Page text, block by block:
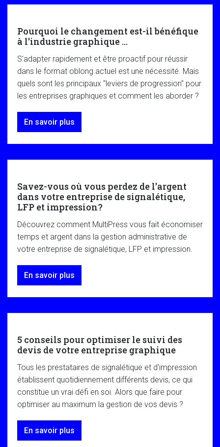
Pourquoi le changement est-il bénéfique
à l'industrie graphique ...
S'adapter rapidement et être proactif pour réussir
dans le format oblong actuel est une nécessité. Mais
quels sont les principaux "leviers de progression" pour
les entreprises graphiques et comment les aborder ?
En savoir plus
Savez-vous où vous perdez de l'argent
dans votre entreprise de signalétique,
LFP et impression?
Découvrez comment MultiPress vous fait économiser
temps et argent dans la gestion administrative de
votre entreprise de signalétique, LFP et impression.
En savoir plus
5 conseils pour optimiser le suivi des
devis de votre entreprise graphique
Tous les prestataires de signalétique et d'impression
établissent quotidiennement différents devis, ce qui
constitue un vrai défi en soi. Alors que faire pour
optimiser au maximum la gestion de vos devis ?
En savoir plus